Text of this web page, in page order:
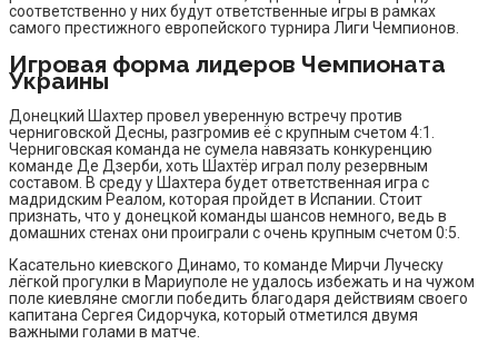
соответственно у них будут ответственные игры в рамках
самого престижного европейского турнира Лиги Чемпионов.
Игровая форма лидеров Чемпионата
Украины
Донецкий Шахтер провел уверенную встречу против
черниговской Десны, разгромив её с крупным счетом 4:1.
Черниговская команда не сумела навязать конкуренцию
команде Де Дзерби, хоть Шахтёр играл полу резервным
составом. В среду у Шахтера будет ответственная игра с
мадридским Реалом, которая пройдет в Испании. Стоит
признать, что у донецкой команды шансов немного, ведь в
домашних стенах они проиграли с очень крупным счетом 0:5.
Касательно киевского Динамо, то команде Мирчи Луческу
лёгкой прогулки в Мариуполе не удалось избежать и на чужом
поле киевляне смогли победить благодаря действиям своего
капитана Сергея Сидорчука, который отметился двумя
важными голами в матче.